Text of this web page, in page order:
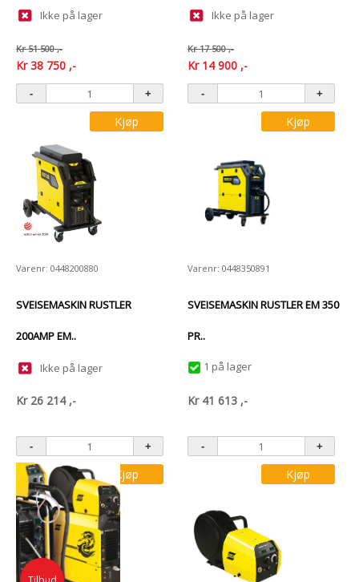
Ikke på lager
Kr51 500,-
Kr38 750 ,-
Kjøp
Ikke på lager
Kr17 500,-
Kr 14 900 ,-
Kjøp
Varenr: 0448200880
SVEISEMASKIN RUSTLER
200AMP EM..
Ikke på lager
Kr 26 214 ,-
Kjøp
Varenr: 0448350891
SVEISEMASKIN RUSTLER EM 350
PR..
1 på lager
Kr 41 613 ,-
Kjøp